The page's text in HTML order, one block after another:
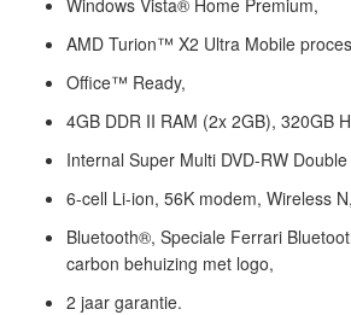
Windows Vista® Home Premium,
AMD Turion™ X2 Ultra Mobile
Office™ Ready,
4GB DDR II RAM (2x 2GB), 320GB
Internal Super Multi DVD-RW
6-cell Li-ion, 56K modem, Wireless N,
Bluetooth®, Speciale Ferrari
carbon behuizing met logo,
2 jaar garantie.